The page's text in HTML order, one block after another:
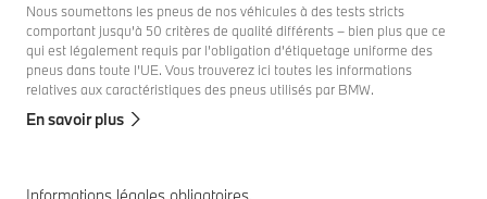
Nous soumettons les pneus de nos véhicules à des tests stricts
comportant jusqu’à 50 critères de qualité différents – bien plus que ce
qui est légalement requis par l’obligation d’étiquetage uniforme des
pneus dans toute l’UE. Vous trouverez ici toutes les informations
relatives aux caractéristiques des pneus utilisés par BMW.
En savoir plus